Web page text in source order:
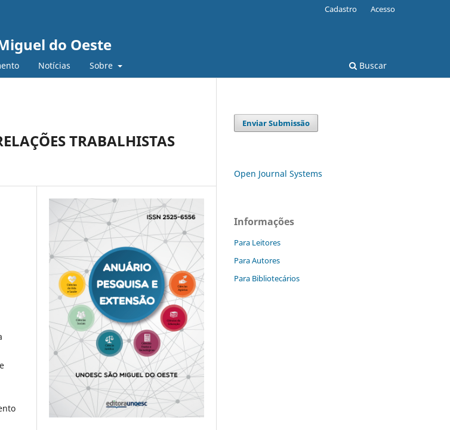
do Oeste
Notícias Sobre Buscar
Cadastro Acesso
TRABALHISTAS
Enviar Submissão
Open Journal Systems
Informações
Para Leitores
Para Autores
Para Bibliotecários